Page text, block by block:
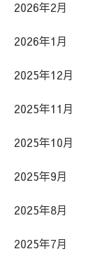
2026年2月
2026年1月
2025年12月
2025年11月
2025年10月
2025年9月
2025年8月
2025年7月